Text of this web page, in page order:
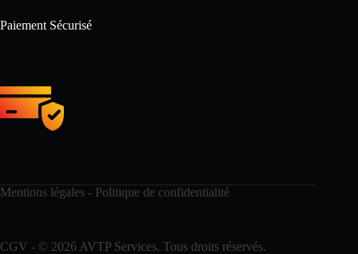
Paiement Sécurisé
Mentions légales - Politique de confidentialité
CGV - © 2026 AVTP Services. Tous droits réservés.